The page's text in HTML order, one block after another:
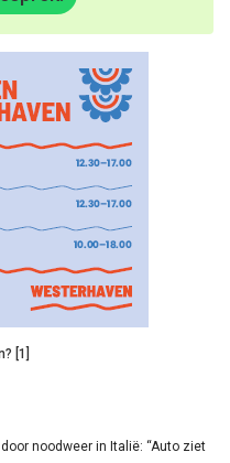
[1]
noodweer in Italië: “Auto ziet